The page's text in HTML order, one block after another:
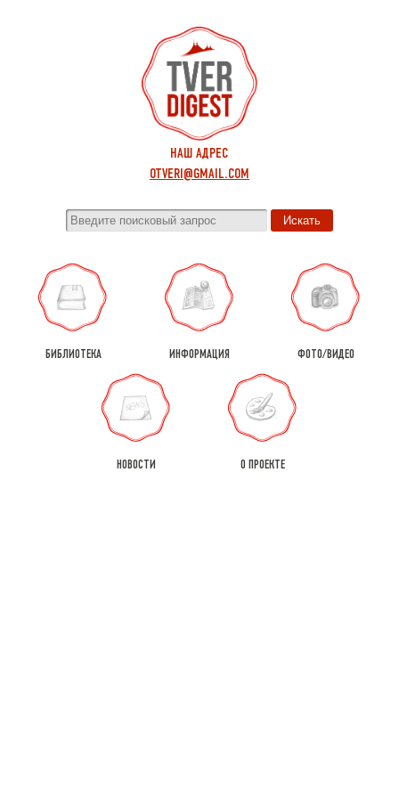
НАШ АДРЕС
OTVERI@GMAIL.COM
БИБЛИОТЕКА ИНФОРМАЦИЯ ФОТО/ВИДЕО
НОВОСТИ О ПРОЕКТЕ